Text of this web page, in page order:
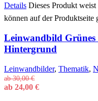
Details Dieses Produkt
können auf der Produktseite
Leinwandbild
Hintergrund
Leinwandbilder, Thematik,
ab30,00€
ab 24,00 €